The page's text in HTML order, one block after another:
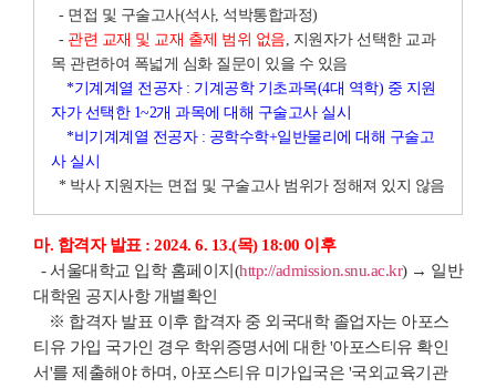
- 면접 및 구술고사(석사, 석박통합과정)
- 관련 교재 및 교재 출제 범위 없음, 지원자가 선택한 교과
목 관련하여 폭넓게 심화 질문이 있을 수 있음
*기계계열 전공자 : 기계공학 기초과목(4대 역학) 중 지원
자가 선택한 1~2개 과목에 대해 구술고사 실시
*비기계계열 전공자 : 공학수학+일반물리에 대해 구술고
사 실시
* 박사 지원자는 면접 및 구술고사 범위가 정해져 있지 않음
마. 합격자 발표 : 2024. 6. 13.(목) 18:00 이후
- 서울대학교 입학 홈페이지(http://admission.snu.ac.kr) → 일반
대학원 공지사항 개별확인
※ 합격자 발표 이후 합격자 중 외국대학 졸업자는 아포스
티유 가입 국가인 경우 학위증명서에 대한 '아포스티유 확인
서'를 제출해야 하며, 아포스티유 미가입국은 '국외교육기관